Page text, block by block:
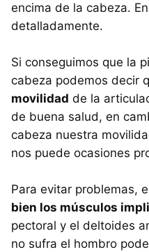
encima de la cabeza.
detalladamente.
Si conseguimos que la
cabeza podemos decir
movilidad de la
de buena salud, en
cabeza nuestra
nos puede ocasiones
Para evitar problemas,
bien los músculos
pectoral y el deltoides
no sufra el hombro